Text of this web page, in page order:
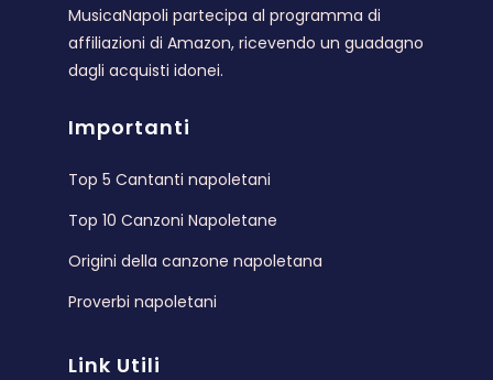
MusicaNapoli partecipa al programma di
affiliazioni di Amazon, ricevendo un guadagno
dagli acquisti idonei.
Importanti
Top 5 Cantanti napoletani
Top 10 Canzoni Napoletane
Origini della canzone napoletana
Proverbi napoletani
Link Utili